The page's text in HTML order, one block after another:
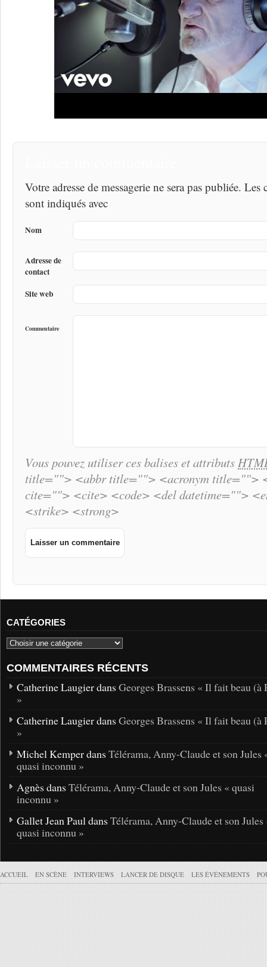
Votre adresse de messagerie ne sera pas publiée.
sont indiqués avec
Nom
Adresse de
contact
Site web
Commentaire
Vous pouvez utiliser ces balises et attributs
title=""> <abbr title=""> <acronym title="">
cite=""> <cite> <code> <del datetime="">
<strike> <strong>
CATÉGORIES
COMMENTAIRES RÉCENTS
Catherine Laugier dans Georges Brassens « Il fait beau (à
»
Catherine Laugier dans Georges Brassens « Il fait beau (à
»
Michel Kemper dans Télérama, Anny-Claude et son Jules
quasi inconnu »
Agnès dans Télérama, Anny-Claude et son Jules « quasi
inconnu »
Gallet Jean Paul dans Télérama, Anny-Claude et son Jules
quasi inconnu »
ACCUEIL EN SCÈNE INTERVIEWS LANCER DE DISQUE LES ÉVÉNEMENTS